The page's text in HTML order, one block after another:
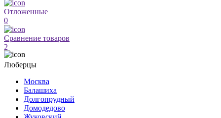
Отложенные
0
Сравнение товаров
2
Люберцы
Москва
Балашиха
Долгопрудный
Домодедово